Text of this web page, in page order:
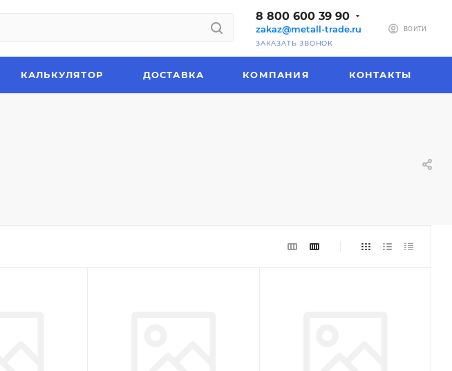
8 800 600 39 90
zakaz@metall-trade.ru
ЗАКАЗАТЬ ЗВОНОК
ВОЙТИ
КАЛЬКУЛЯТОР ДОСТАВКА КОМПАНИЯ КОНТАКТЫ